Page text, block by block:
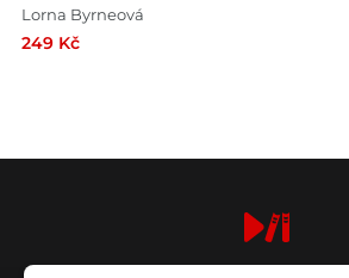
Lorna Byrneová
249 Kč